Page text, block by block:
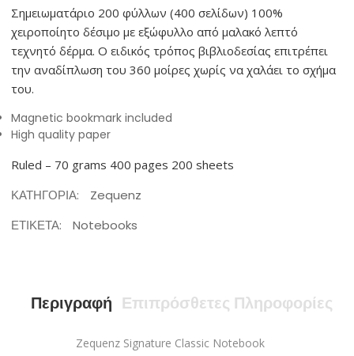
Σημειωματάριο 200 φύλλων (400 σελίδων) 100%
χειροποίητο δέσιμο με εξώφυλλο από μαλακό λεπτό
τεχνητό δέρμα. Ο ειδικός τρόπος βιβλιοδεσίας επιτρέπει
την αναδίπλωση του 360 μοίρες χωρίς να χαλάει το σχήμα
του.
Magnetic bookmark included
High quality paper
Ruled – 70 grams 400 pages 200 sheets
ΚΑΤΗΓΟΡΊΑ:
Zequenz
ΕΤΙΚΈΤΑ:
Notebooks
Περιγραφή Επιπρόσθετες Πληροφορίες
Zequenz Signature Classic Notebook